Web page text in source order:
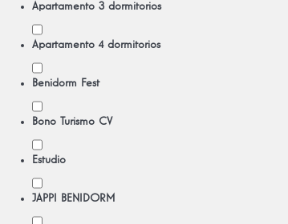
Apartamento 3 dormitorios
Apartamento 4 dormitorios
Benidorm Fest
Bono Turismo CV
Estudio
JAPPI BENIDORM